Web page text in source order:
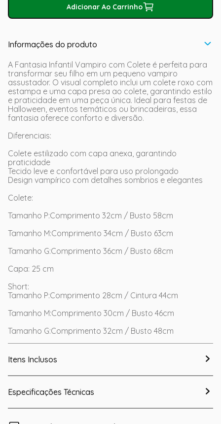
Adicionar Ao Carrinho
Informações do produto
A Fantasia Infantil Vampiro com Colete é perfeita para
transformar seu filho em um pequeno vampiro
assustador. O visual completo inclui um colete roxo com
estampa e uma capa presa ao colete, garantindo estilo
e praticidade em uma peça única. Ideal para festas de
Halloween, eventos temáticos ou brincadeiras, essa
fantasia oferece conforto e diversão.
Diferenciais:
Colete estilizado com capa anexa, garantindo
praticidade
Tecido leve e confortável para uso prolongado
Design vampírico com detalhes sombrios e elegantes
Colete:
Tamanho P:Comprimento 32cm / Busto 58cm
Tamanho M:Comprimento 34cm / Busto 63cm
Tamanho G:Comprimento 36cm / Busto 68cm
Capa: 25 cm
Short:
Tamanho P:Comprimento 28cm / Cintura 44cm
Tamanho M:Comprimento 30cm / Busto 46cm
Tamanho G:Comprimento 32cm / Busto 48cm
Itens Inclusos
Especificações Técnicas